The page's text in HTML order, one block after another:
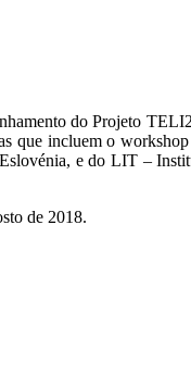
do Projeto
que incluem o
e do LIT –
de 2018.